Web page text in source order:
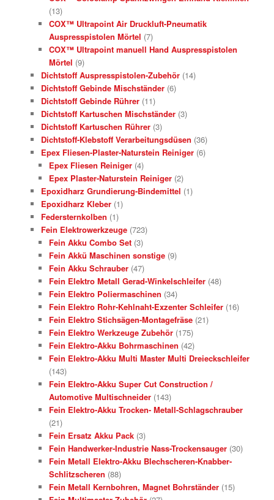
(13)
COX™ Ultrapoint Air Druckluft-Pneumatik
Auspresspistolen Mörtel (7)
COX™ Ultrapoint manuell Hand Auspresspistolen
Mörtel (9)
Dichtstoff Auspresspistolen-Zubehör (14)
Dichtstoff Gebinde Mischständer (6)
Dichtstoff Gebinde Rührer (11)
Dichtstoff Kartuschen Mischständer (3)
Dichtstoff Kartuschen Rührer (3)
Dichtstoff-Klebstoff Verarbeitungsdüsen (36)
Epex Fliesen-Plaster-Naturstein Reiniger (6)
Epex Fliesen Reiniger (4)
Epex Plaster-Naturstein Reiniger (2)
Epoxidharz Grundierung-Bindemittel (1)
Epoxidharz Kleber (1)
Federsternkolben (1)
Fein Elektrowerkzeuge (723)
Fein Akku Combo Set (3)
Fein Akkü Maschinen sonstige (9)
Fein Akku Schrauber (47)
Fein Elektro Metall Gerad-Winkelschleifer (48)
Fein Elektro Poliermaschinen (34)
Fein Elektro Rohr-Kehlnaht-Exzenter Schleifer (16)
Fein Elektro Stichsägen-Montagefräse (21)
Fein Elektro Werkzeuge Zubehör (175)
Fein Elektro-Akku Bohrmaschinen (42)
Fein Elektro-Akku Multi Master Multi Dreieckschleifer
(143)
Fein Elektro-Akku Super Cut Construction /
Automotive Multischneider (143)
Fein Elektro-Akku Trocken- Metall-Schlagschrauber
(21)
Fein Ersatz Akku Pack (3)
Fein Handwerker-Industrie Nass-Trockensauger (30)
Fein Metall Elektro-Akku Blechscheren-Knabber-
Schlitzscheren (88)
Fein Metall Kernbohren, Magnet Bohrständer (15)